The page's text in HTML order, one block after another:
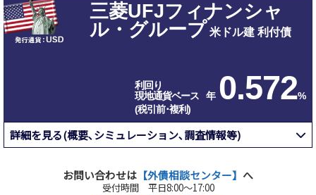
繧
帝
�
三菱UFJフィナンシャ
ル・グループ 米ドル建 利付債
利回り
現地通貨ベース
年 0.572%
(税引前･複利)
詳細を見る(概要､シミュレーション､調査情報等)
お問い合わせは 【外債相談センター】 へ
受付時間 平日8:00～17:00